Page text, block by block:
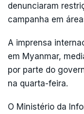
denunciaram
campanha em
A imprensa
em Myanmar,
por parte do
na quarta-feira.
O Ministério da